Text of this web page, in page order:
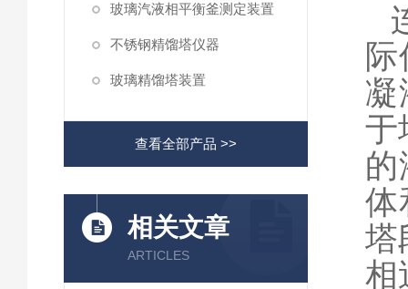
玻璃汽液相平衡釜测定装置
不锈钢精馏塔仪器
玻璃精馏塔装置
查看全部产品 >>
相关文章
ARTICLES
凝
于
体
塔
相